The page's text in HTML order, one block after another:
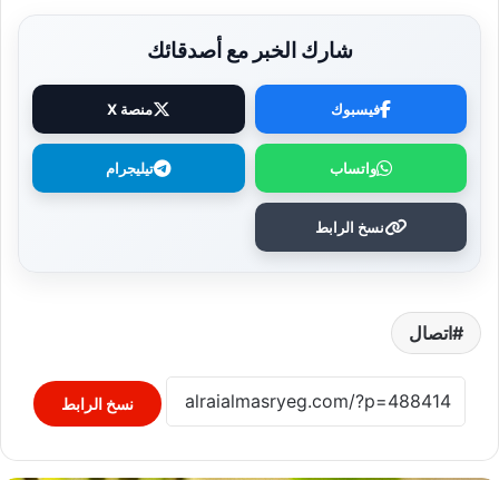
شارك الخبر مع أصدقائك
فيسبوك منصة X
واتساب تيليجرام
نسخ الرابط
اتصال
نسخ الرابط